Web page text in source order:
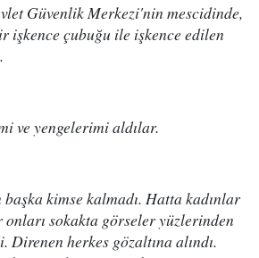
Güvenlik Merkezi'nin mescidinde,
işkence çubuğu ile işkence edilen
ve yengelerimi aldılar.
kimse kalmadı. Hatta kadınlar
onları sokakta görseler yüzlerinden
herkes gözaltına alındı.